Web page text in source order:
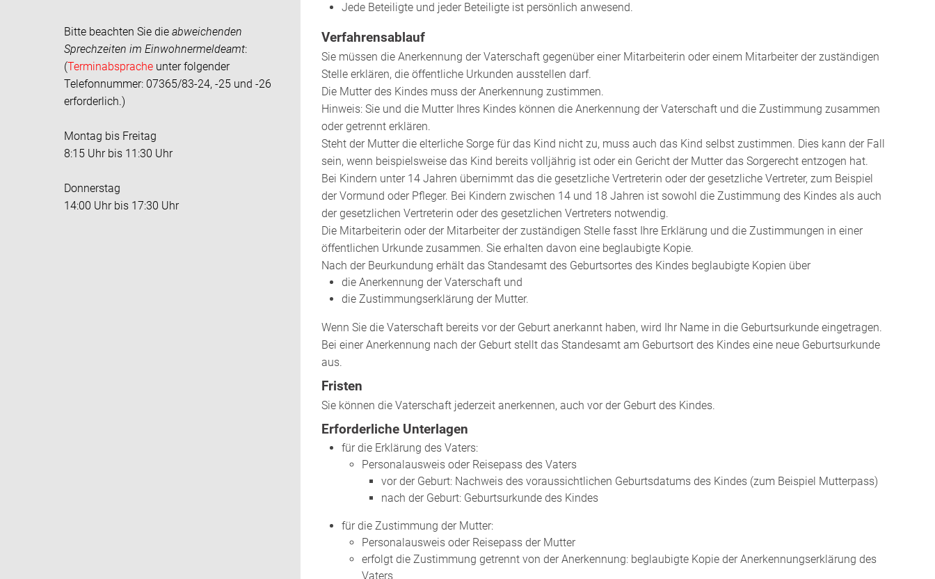
Bitte beachten Sie die abweichenden
Sprechzeiten im Einwohnermeldeamt:
(Terminabsprache unter folgender
Telefonnummer: 07365/83-24, -25 und -26
erforderlich.)
Montag bis Freitag
8:15 Uhr bis 11:30 Uhr
Donnerstag
14:00 Uhr bis 17:30 Uhr
Jede Beteiligte und jeder Beteiligte ist persönlich anwesend.
Verfahrensablauf
Sie müssen die Anerkennung der Vaterschaft gegenüber einer Mitarbeiterin oder einem Mitarbeiter der zuständigen
Stelle erklären, die öffentliche Urkunden ausstellen darf.
Die Mutter des Kindes muss der Anerkennung zustimmen.
Hinweis: Sie und die Mutter Ihres Kindes können die Anerkennung der Vaterschaft und die Zustimmung zusammen
oder getrennt erklären.
Steht der Mutter die elterliche Sorge für das Kind nicht zu, muss auch das Kind selbst zustimmen. Dies kann der Fall
sein, wenn beispielsweise das Kind bereits volljährig ist oder ein Gericht der Mutter das Sorgerecht entzogen hat.
Bei Kindern unter 14 Jahren übernimmt das die gesetzliche Vertreterin oder der gesetzliche Vertreter, zum Beispiel
der Vormund oder Pfleger. Bei Kindern zwischen 14 und 18 Jahren ist sowohl die Zustimmung des Kindes als auch
der gesetzlichen Vertreterin oder des gesetzlichen Vertreters notwendig.
Die Mitarbeiterin oder der Mitarbeiter der zuständigen Stelle fasst Ihre Erklärung und die Zustimmungen in einer
öffentlichen Urkunde zusammen. Sie erhalten davon eine beglaubigte Kopie.
Nach der Beurkundung erhält das Standesamt des Geburtsortes des Kindes beglaubigte Kopien über
die Anerkennung der Vaterschaft und
die Zustimmungserklärung der Mutter.
Wenn Sie die Vaterschaft bereits vor der Geburt anerkannt haben, wird Ihr Name in die Geburtsurkunde eingetragen.
Bei einer Anerkennung nach der Geburt stellt das Standesamt am Geburtsort des Kindes eine neue Geburtsurkunde
aus.
Fristen
Sie können die Vaterschaft jederzeit anerkennen, auch vor der Geburt des Kindes.
Erforderliche Unterlagen
für die Erklärung des Vaters:
Personalausweis oder Reisepass des Vaters
vor der Geburt: Nachweis des voraussichtlichen Geburtsdatums des Kindes (zum Beispiel Mutterpass)
nach der Geburt: Geburtsurkunde des Kindes
für die Zustimmung der Mutter:
Personalausweis oder Reisepass der Mutter
erfolgt die Zustimmung getrennt von der Anerkennung: beglaubigte Kopie der Anerkennungserklärung des
Vaters